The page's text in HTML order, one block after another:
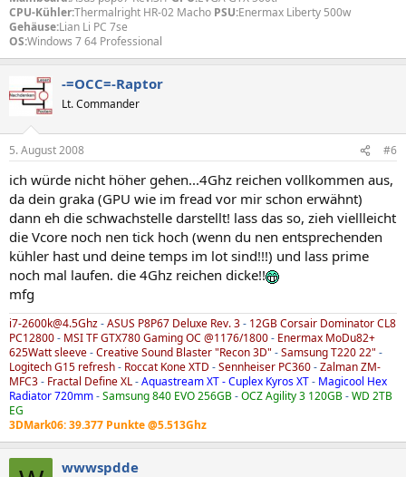
CPU-Kühler:Thermalright HR-02 Macho PSU:Enermax Liberty 500w
Gehäuse:Lian Li PC 7se
OS:Windows 7 64 Professional
-=OCC=-Raptor
Lt. Commander
5. August 2008 #6
ich würde nicht höher gehen...4Ghz reichen vollkommen aus,
da dein graka (GPU wie im fread vor mir schon erwähnt)
dann eh die schwachstelle darstellt! lass das so, zieh viellleicht
die Vcore noch nen tick hoch (wenn du nen entsprechenden
kühler hast und deine temps im lot sind!!!) und lass prime
noch mal laufen. die 4Ghz reichen dicke!!
mfg
i7-2600k@4.5Ghz-ASUS P8P67 Deluxe Rev. 3- 12GB Corsair Dominator CL8
PC12800- MSI TF GTX780 Gaming OC @1176/1800- Enermax MoDu82+
625Watt sleeve-Creative Sound Blaster "Recon 3D" -Samsung T220 22" -
Logitech G15 refresh- Roccat Kone XTD -Sennheiser PC360-Zalman ZM-
MFC3- Fractal Define XL-Aquastream XT - Cuplex Kyros XT- Magicool Hex
Radiator 720mm-Samsung 840 EVO 256GB-OCZ Agility 3 120GB-WD 2TB
EG
3DMark06: 39.377 Punkte @5.513Ghz
wwwspdde